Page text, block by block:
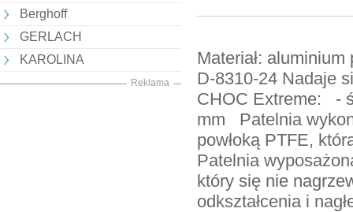
Berghoff
GERLACH
KAROLINA
Reklama
Materiał:
D-8310-24 Nadaje
CHOC Extreme: -
mm Patelnia
powłoką PTFE,
Patelnia
który się nie
odkształcenia i